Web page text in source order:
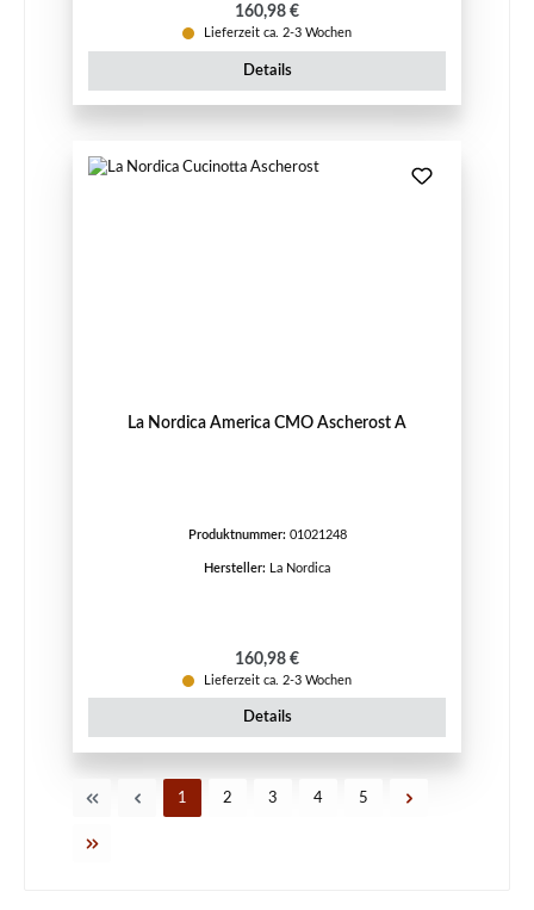
Regulärer Preis:
160,98 €
Lieferzeit ca. 2-3 Wochen
Details
La Nordica America CMO Ascherost A
Produktnummer: 01021248
Hersteller: La Nordica
Regulärer Preis:
160,98 €
Lieferzeit ca. 2-3 Wochen
Details
Seite
1 Seite
2 Seite
3 Seite
4 Seite
5